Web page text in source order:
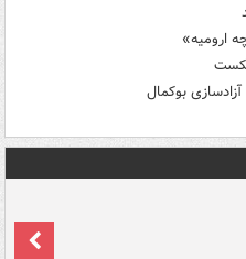
ارومیه»
بوکمال